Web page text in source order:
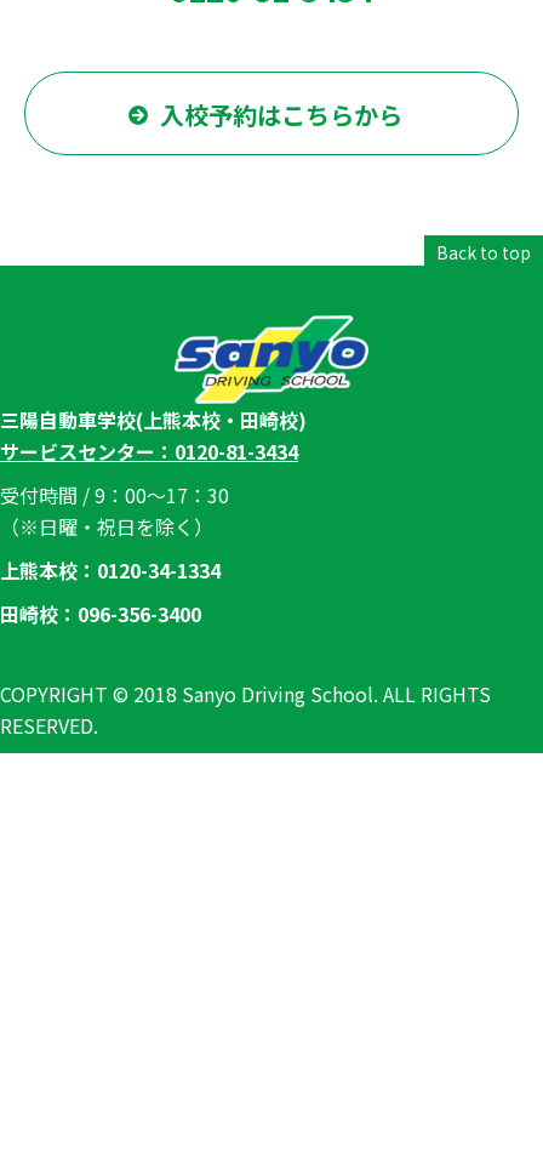
受付時間 / 9：00～17：30
上熊本校：0120-34-1334
田崎校：096-356-3400
COPYRIGHT © 2018 Sanyo Driving School. ALL RIGHTS
RESERVED.